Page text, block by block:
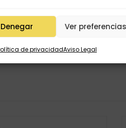
Denegar Ver
de privacidadAviso Legal